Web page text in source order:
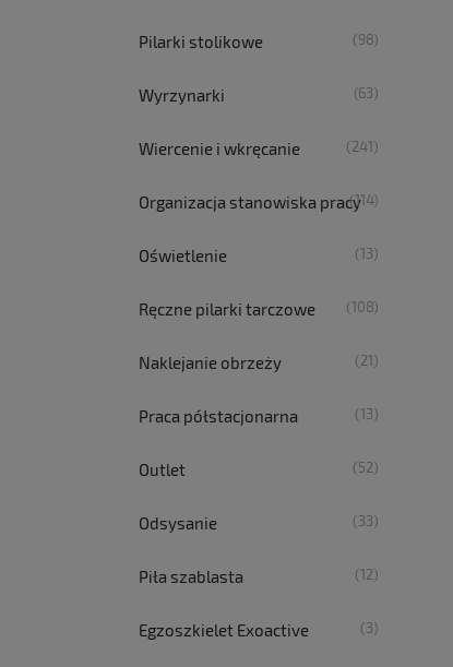
Pilarki stolikowe (98)
Wyrzynarki (63)
Wiercenie i wkręcanie (241)
Organizacja stanowiska pracy(114)
Oświetlenie (13)
Ręczne pilarki tarczowe (108)
Naklejanie obrzeży (21)
Praca półstacjonarna (13)
Outlet (52)
Odsysanie (33)
Piła szablasta (12)
Egzoszkielet Exoactive (3)